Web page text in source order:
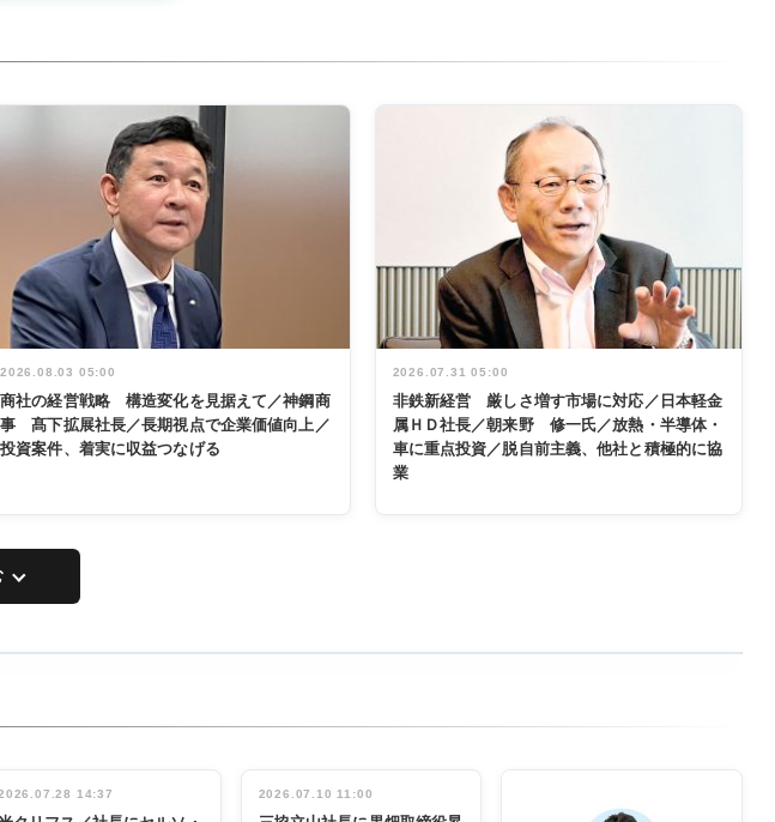
2026.08.03 05:00
商社の経営戦略 構造変化を見据えて／神鋼商
事 髙下拡展社長／長期視点で企業価値向上／
投資案件、着実に収益つなげる
2026.07.31 05:00
非鉄新経営 厳しさ増す市場に対応／日本軽金
属ＨＤ社長／朝来野 修一氏／放熱・半導体・
車に重点投資／脱自前主義、他社と積極的に協
業
念祝う 業界
関係者ら220
14:37 2026.07.10 11:00